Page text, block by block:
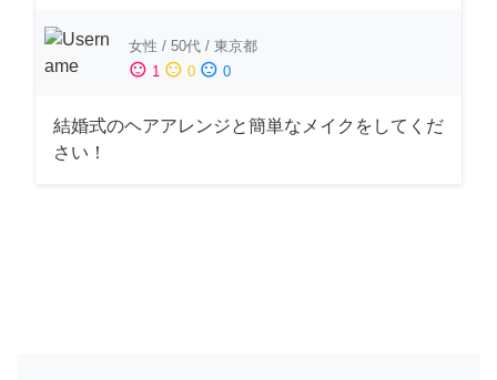
女性 / 50代 / 東京都
sentiment_satisfied 1 sentiment_neutral 0 sentiment_dissatisfied 0
結婚式のヘアアレンジと簡単なメイクをしてくだ
さい！